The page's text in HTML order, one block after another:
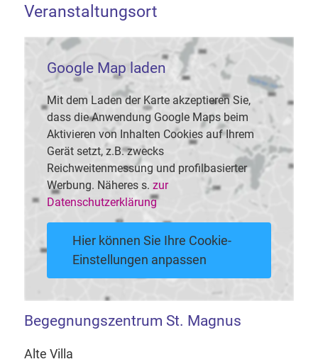
Veranstaltungsort
Google Map laden
Mit dem Laden der Karte akzeptieren Sie,
dass die Anwendung Google Maps beim
Aktivieren von Inhalten Cookies auf Ihrem
Gerät setzt, z.B. zwecks
Reichweitenmessung und profilbasierter
Werbung. Näheres s. zur
Datenschutzerklärung
Hier können Sie Ihre Cookie-
Einstellungen anpassen
Begegnungszentrum St. Magnus
Alte Villa